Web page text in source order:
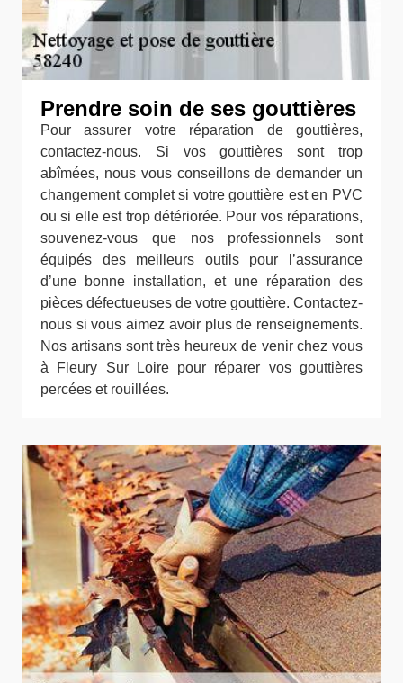
Prendre soin de ses gouttières
Pour assurer votre réparation de gouttières,
contactez-nous. Si vos gouttières sont trop
abîmées, nous vous conseillons de demander un
changement complet si votre gouttière est en PVC
ou si elle est trop détériorée. Pour vos réparations,
souvenez-vous que nos professionnels sont
équipés des meilleurs outils pour l’assurance
d’une bonne installation, et une réparation des
pièces défectueuses de votre gouttière. Contactez-
nous si vous aimez avoir plus de renseignements.
Nos artisans sont très heureux de venir chez vous
à Fleury Sur Loire pour réparer vos gouttières
percées et rouillées.